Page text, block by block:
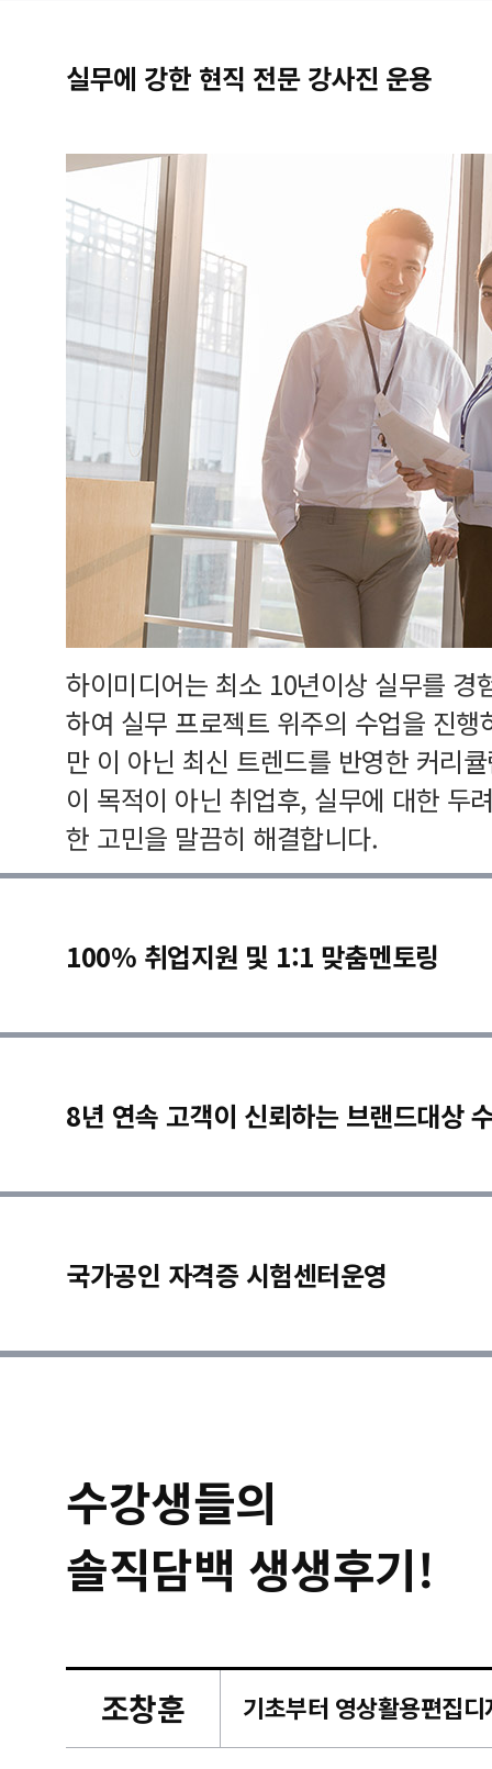
실무에 강한 현직 전문 강사진 운용
하이미디어는 최소 10년이상 실무를 경
하여 실무 프로젝트 위주의 수업을 진
만 이 아닌 최신 트렌드를 반영한 커리
이 목적이 아닌 취업후, 실무에 대한 두
한 고민을 말끔히 해결합니다.
100% 취업지원 및 1:1 맞춤멘토링
8년 연속 고객이 신뢰하는 브랜드대상
국가공인 자격증 시험센터운영
수강생들의
솔직담백 생생후기!
조창훈